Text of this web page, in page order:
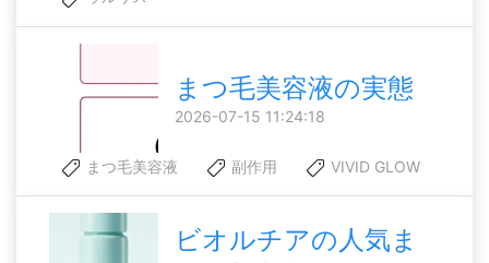
まつ毛美容液の実態
2026-07-15 11:24:18
まつ毛美容液 副作用 VIVID GLOW
ビオルチアの人気ま